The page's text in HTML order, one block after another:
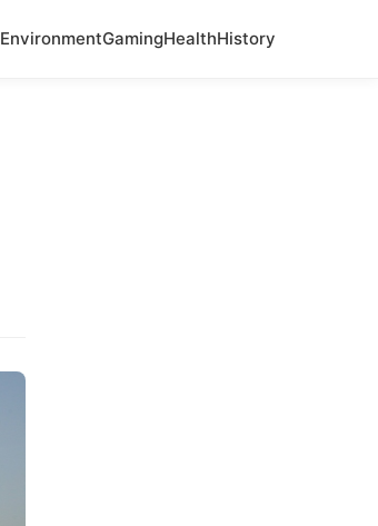
EnvironmentGamingHealthHistory